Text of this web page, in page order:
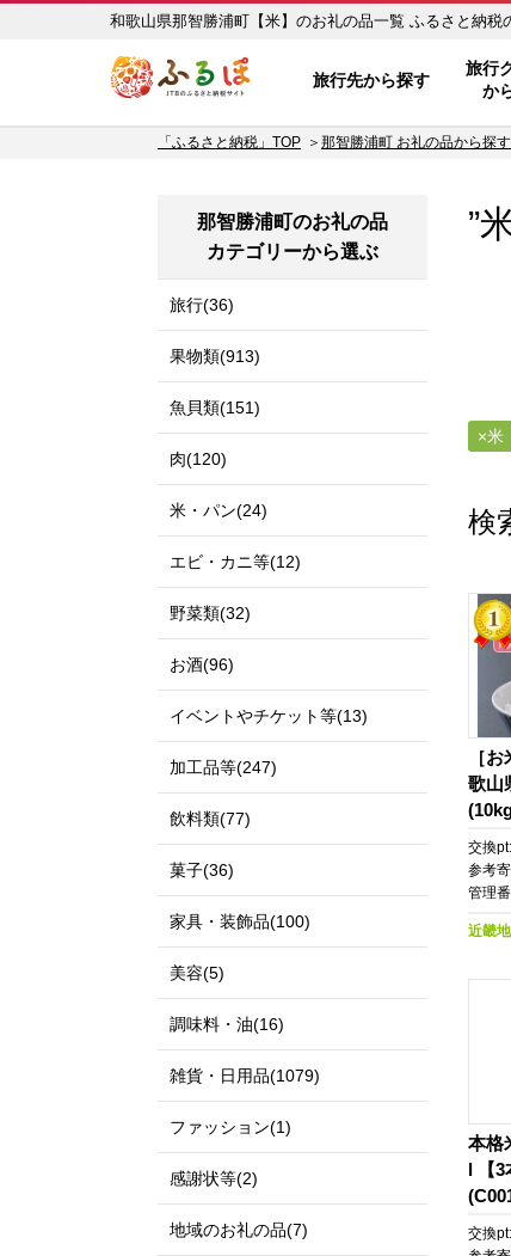
和歌山県那智勝浦町
旅行先から探す
旅行
か
「ふるさと納税」TOP 那智勝浦町 お礼の品から探す
”
米
検
［
歌山
交換pt:
参考
管理
近畿
本格
l 【3
交換pt:
那智勝浦町のお礼の品
カテゴリーから選ぶ
旅行(36)
果物類(913)
魚貝類(151)
肉(120)
米・パン(24)
エビ・カニ等(12)
野菜類(32)
お酒(96)
イベントやチケット等(13)
加工品等(247)
飲料類(77)
菓子(36)
家具・装飾品(100)
美容(5)
調味料・油(16)
雑貨・日用品(1079)
ファッション(1)
感謝状等(2)
地域のお礼の品(7)